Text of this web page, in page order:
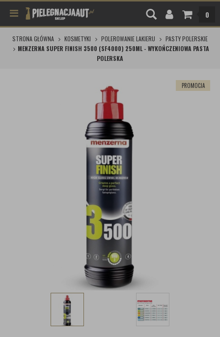
0
STRONA GŁÓWNA KOSMETYKI POLEROWANIE LAKIERU
PASTY POLERSKIE
MENZERNA SUPER FINISH 3500 (SF4000) 250ML - WYKOŃCZENIOWA PASTA
POLERSKA
PROMOCJA